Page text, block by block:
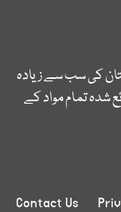
کی سب سے زیادہ
شدہ تمام مواد کے
Contact Us